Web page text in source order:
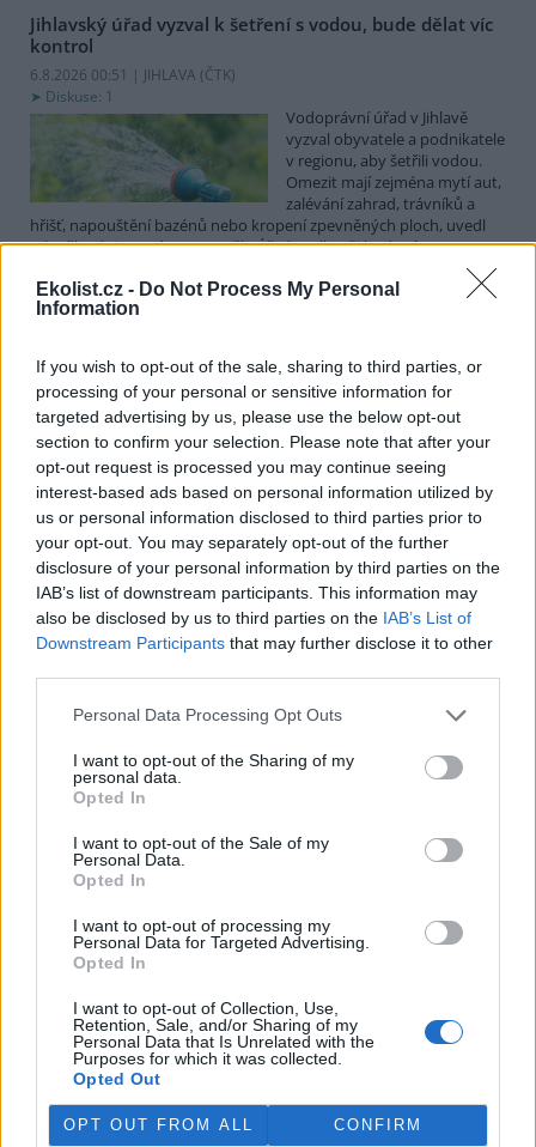
Ekolist.cz - Do Not Process My Personal
Information
If you wish to opt-out of the sale, sharing to third parties, or
processing of your personal or sensitive information for
targeted advertising by us, please use the below opt-out
section to confirm your selection. Please note that after your
opt-out request is processed you may continue seeing
interest-based ads based on personal information utilized by
us or personal information disclosed to third parties prior to
your opt-out. You may separately opt-out of the further
disclosure of your personal information by third parties on the
IAB’s list of downstream participants. This information may
also be disclosed by us to third parties on the IAB’s List of
Downstream Participants that may further disclose it to other
Personal Data Processing Opt Outs
I want to opt-out of the Sharing of my
personal data.
Opted In
I want to opt-out of the Sale of my
Personal Data.
Opted In
I want to opt-out of processing my
Personal Data for Targeted Advertising.
Opted In
I want to opt-out of Collection, Use,
Retention, Sale, and/or Sharing of my
Personal Data that Is Unrelated with the
Purposes for which it was collected.
Opted Out
OPT OUT FROM ALL CONFIRM
Jihlavský úřad vyzval k šetření s vodou, bude dělat víc
kontrol
6.8.2026 00:51 | JIHLAVA (ČTK)
Diskuse: 1
Vodoprávní úřad v Jihlavě
vyzval obyvatele a podnikatele
v regionu, aby šetřili vodou.
Omezit mají zejména mytí aut,
zalévání zahrad, trávníků a
hřišť, napouštění bazénů nebo kropení zpevněných ploch, uvedl
mluvčí radnice Radovan Daněk. Úřad podle něj bude víc
kontrolovat povolené odběry. Výzva k šetření vodou platí pro
všechny obce spadající pod Jihlavu jako obec s rozšířenou
působností.
Celníci odhalili gang překupníků papoušků, zajistili
stovku ptáků
5.8.2026 20:13 (ČTK)
Celníci odhalili gang
překupníků chráněných druhů
papoušků působící v několika
krajích a zajistili asi stovku
ptáků. S odchytem a
zajištěním zvířat celníkům pomohly zoo v Praze, Zlíně a Ostravě. V
ostravské zahradě také papoušci nalezli dočasné útočiště. V
tiskové zprávě nawebucelníků to oznámila mluvčí Celní správy ČR
Martina Kaňková. Případem se zabývá policie.
pronásledovali velrybáře
Islandské úřady nařídily
vyhoštění 21 aktivistů
pobřežní stráž s policií zabavily
jejich loď, která pronásledovala velrybářské plavidlo. Pasažéři lodi
patřící nadaci kanadsko-amerického ekologického aktivisty Paula
palubě nebyl. Píše o tom agentura AFP s odvoláním na islandskou
policii.
Záchranná stanice v Praze přijímá kvůli vedrům více
volně žijících zvířat
5.8.2026 17:40 | PRAHA (
teplotám pracovníci pražské